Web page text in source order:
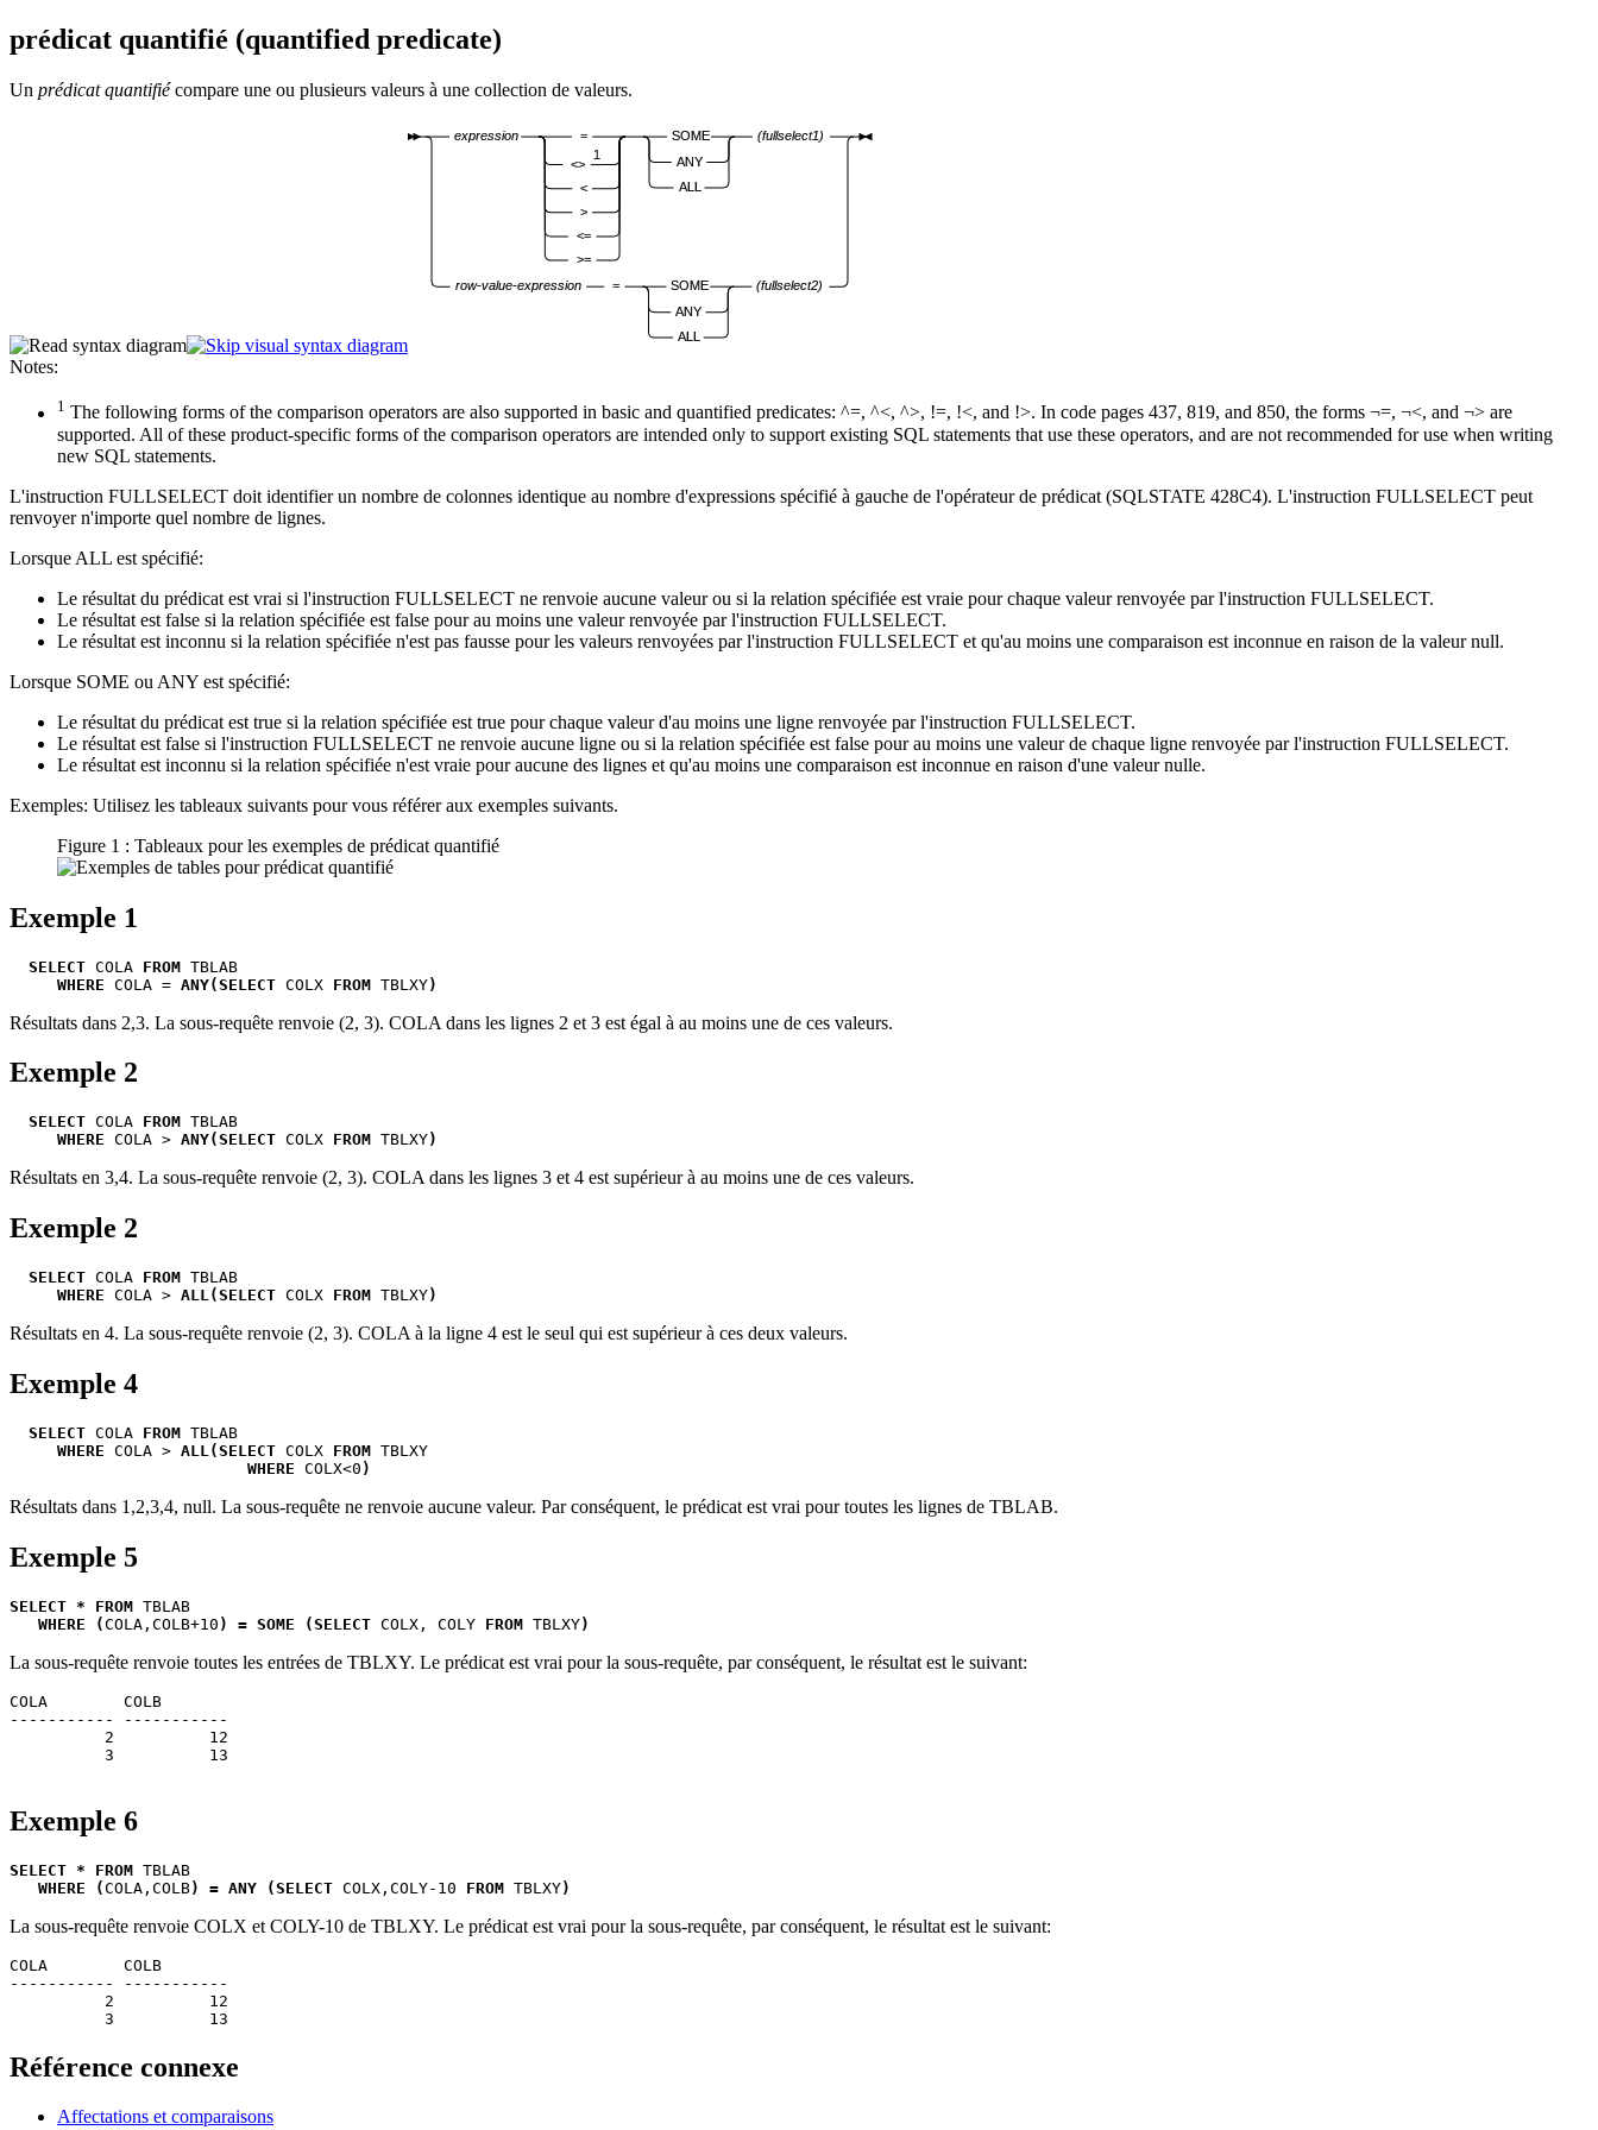
prédicat quantifié (quantified predicate)
Un prédicat quantifiécompare une ou plusieurs valeurs à une collection de valeurs.
expression
=
<>
1
<
>
<=
>=
SOME
ANY
ALL
(fullselect1)
row-value-expression =
SOME
ANY
ALL
(fullselect2)
Notes:
1 The following forms of the comparison operators are also supported in basic and quantified predicates: ^=, ^<, ^>, !=, !<, and !>. In code pages 437, 819, and 850, the forms ¬=, ¬<, and ¬> are
supported. All of these product-specific forms of the comparison operators are intended only to support existing SQL statements that use these operators, and are not recommended for use when writing
new SQL statements.
L'instruction FULLSELECT doit identifier un nombre de colonnes identique au nombre d'expressions spécifié à gauche de l'opérateur de prédicat (SQLSTATE 428C4). L'instruction FULLSELECT peut
renvoyer n'importe quel nombre de lignes.
Lorsque ALL est spécifié:
Le résultat du prédicat est vrai si l'instruction FULLSELECT ne renvoie aucune valeur ou si la relation spécifiée est vraie pour chaque valeur renvoyée par l'instruction FULLSELECT.
Le résultat est false si la relation spécifiée est false pour au moins une valeur renvoyée par l'instruction FULLSELECT.
Le résultat est inconnu si la relation spécifiée n'est pas fausse pour les valeurs renvoyées par l'instruction FULLSELECT et qu'au moins une comparaison est inconnue en raison de la valeur null.
Lorsque SOME ou ANY est spécifié:
Le résultat du prédicat est true si la relation spécifiée est true pour chaque valeur d'au moins une ligne renvoyée par l'instruction FULLSELECT.
Le résultat est false si l'instruction FULLSELECT ne renvoie aucune ligne ou si la relation spécifiée est false pour au moins une valeur de chaque ligne renvoyée par l'instruction FULLSELECT.
Le résultat est inconnu si la relation spécifiée n'est vraie pour aucune des lignes et qu'au moins une comparaison est inconnue en raison d'une valeur nulle.
Exemples: Utilisez les tableaux suivants pour vous référer aux exemples suivants.
Figure 1 : Tableaux pour les exemples de prédicat quantifié
Exemple 1
SELECT COLA FROM TBLAB
WHERE COLA = ANY(SELECT COLX FROM TBLXY)
Résultats dans 2,3. La sous-requête renvoie (2, 3). COLA dans les lignes 2 et 3 est égal à au moins une de ces valeurs.
Exemple 2
SELECT COLA FROM TBLAB
WHERE COLA > ANY(SELECT COLX FROM TBLXY)
Résultats en 3,4. La sous-requête renvoie (2, 3). COLA dans les lignes 3 et 4 est supérieur à au moins une de ces valeurs.
Exemple 2
SELECT COLA FROM TBLAB
WHERE COLA > ALL(SELECT COLX FROM TBLXY)
Résultats en 4. La sous-requête renvoie (2, 3). COLA à la ligne 4 est le seul qui est supérieur à ces deux valeurs.
Exemple 4
SELECT COLA FROM TBLAB
WHERE COLA > ALL(SELECT COLX FROM TBLXY
WHERE COLX<0 )
Résultats dans 1,2,3,4, null. La sous-requête ne renvoie aucune valeur. Par conséquent, le prédicat est vrai pour toutes les lignes de TBLAB.
Exemple 5
SELECT * FROM TBLAB
WHERE (COLA,COLB+10 ) = SOME (SELECT COLX, COLY FROM TBLXY)
La sous-requête renvoie toutes les entrées de TBLXY. Le prédicat est vrai pour la sous-requête, par conséquent, le résultat est le suivant:
COLA        COLB
----------- -----------
          2          12
          3          13
Exemple 6
SELECT * FROM TBLAB
WHERE (COLA,COLB) = ANY (SELECT COLX,COLY-10 FROM TBLXY)
La sous-requête renvoie COLX et COLY-10 de TBLXY. Le prédicat est vrai pour la sous-requête, par conséquent, le résultat est le suivant:
COLA        COLB
----------- -----------
          2          12
Référence connexe
Affectations et comparaisons